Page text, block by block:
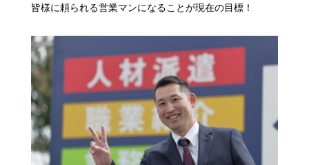
皆様に頼られる営業マンになることが現在の目標！